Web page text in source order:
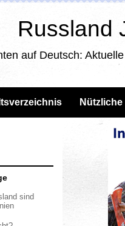
Russland
auf Deutsch:
sind